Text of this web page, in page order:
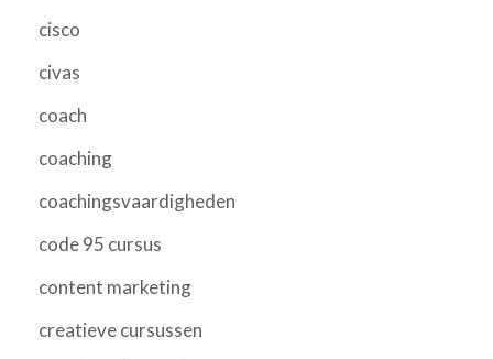
cisco
civas
coach
coaching
coachingsvaardigheden
code 95 cursus
content marketing
creatieve cursussen